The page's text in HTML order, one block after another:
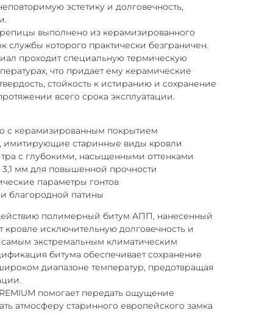
эстетику и долговечность,
выполнено из керамизированного
службы которого практически безграничен.
проходит специальную термическую
что придает ему керамические
стойкость к истиранию и сохранение
всего срока эксплуатации.
с керамизированным покрытием
старинные виды кровли
с глубокими, насыщенными оттенками
мм для повышенной прочности
параметры гонтов
благородной патины
полимерный битум АПП, нанесенный
кровле исключительную долговечность и
самым экстремальным климатическим
битума обеспечивает сохранение
диапазоне температур, предотвращая
помогает передать ощущение
атмосферу старинного европейского замка